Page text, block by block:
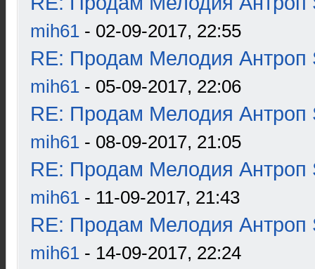
mih61 - 02-09-2017, 22:55
RE: Продам Мелодия Антроп
mih61 - 05-09-2017, 22:06
RE: Продам Мелодия Антроп
mih61 - 08-09-2017, 21:05
RE: Продам Мелодия Антроп
mih61 - 11-09-2017, 21:43
RE: Продам Мелодия Антроп
mih61 - 14-09-2017, 22:24